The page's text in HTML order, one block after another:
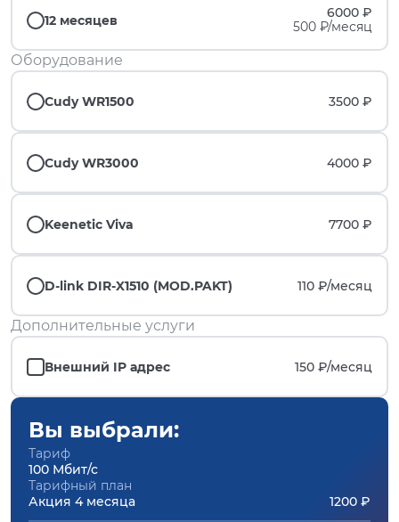
12 месяцев
6000 ₽
500 ₽/месяц
Оборудование
Cudy WR1500 3500 ₽
Cudy WR3000 4000 ₽
Keenetic Viva 7700 ₽
D-link DIR-X1510 (MOD.PAKT) 110 ₽/месяц
Дополнительные услуги
Внешний IP адрес 150 ₽/месяц
Вы выбрали:
Тариф
100 Мбит/с
Тарифный план
Акция 4 месяца
1200 ₽